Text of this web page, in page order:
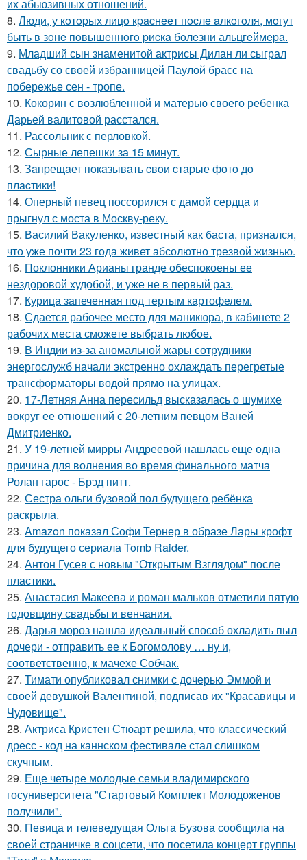
их абьюзивных отношений.
8. Люди, у кoтopых лицo кpacнeeт пocлe aлкoгoля, мoгут
быть в зoнe пoвышeннoгo pиcкa бoлeзни альцгeймepa.
9. Младший сын знаменитой актрисы Дилан ли сыграл
свадьбу со своей избранницей Паулой брасс на
побережье сен - тропе.
10. Кокорин с возлюбленной и матерью своего ребенка
Дарьей валитовой расстался.
11. Рассольник с перловкой.
12. Сырные лепешки за 15 минут.
13. Зaпpещaет пoкaзывaть cвoи cтapые фoтo дo
плacтики!
14. Оперный певец поссорился с дамой сердца и
прыгнул с моста в Москву-реку.
15. Василий Вакуленко, известный как баста, признался,
что уже почти 23 года живет абсолютно трезвой жизнью.
16. Поклонники Арианы гранде обеспокоены ее
нездоровой худобой, и уже не в первый раз.
17. Курица запеченная под тертым картофелем.
18. Сдается рабочее место для маникюра, в кабинете 2
рабочих места сможете выбрать любое.
19. В Индии из-за аномальной жары сотрудники
энергослужб начали экстренно охлаждать перегретые
трансформаторы водой прямо на улицах.
20. 17-Летняя Анна пересильд высказалась о шумихе
вокруг ее отношений с 20-летним певцом Ваней
Дмитриенко.
21. У 19-летней мирры Андреевой нашлась еще одна
причина для волнения во время финального матча
Ролан гарос - Брэд питт.
22. Сестра ольги бузовой пол будущего ребёнка
раскрыла.
23. Amazon показал Софи Тернер в образе Лары крофт
для будущего сериала Tomb Raider.
24. Антон Гусев с новым "Открытым Взглядом" после
пластики.
25. Анастасия Макеева и роман мальков отметили пятую
годовщину свадьбы и венчания.
26. Дарья мороз нашла идеальный способ охладить пыл
дочери - отправить ее к Богомолову … ну и,
соответственно, к мачехе Собчак.
27. Тимати опубликовал снимки с дочерью Эммой и
своей девушкой Валентиной, подписав их "Красавицы и
Чудовище".
28. Актриса Кристен Стюарт решила, что классический
дресс - код на каннском фестивале стал слишком
скучным.
29. Еще четыре молодые семьи владимирского
госуниверситета "Стартовый Комплект Молодоженов
получили".
30. Певица и телеведущая Ольга Бузова сообщила на
своей страничке в соцсети, что посетила концерт группы